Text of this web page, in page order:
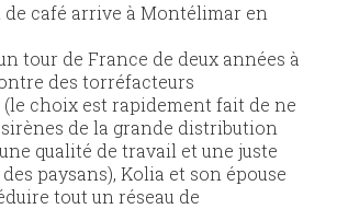
café arrive à Montélimar en
tour de France de deux années à
des torréfacteurs
choix est rapidement fait de ne
de la grande distribution
qualité de travail et une juste
paysans), Kolia et son épouse
tout un réseau de